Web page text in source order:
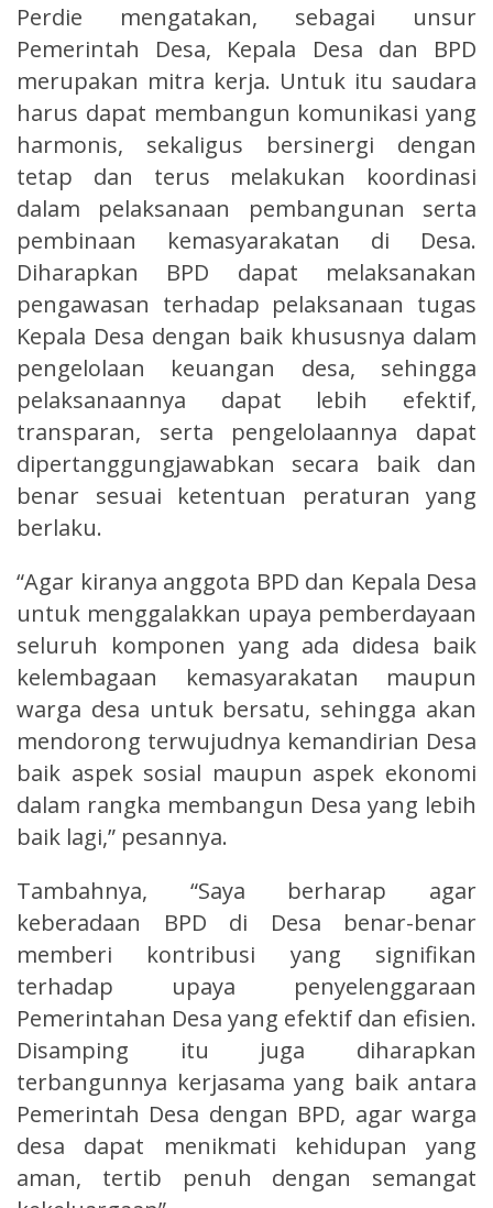
Perdie mengatakan, sebagai unsur
Pemerintah Desa, Kepala Desa dan BPD
merupakan mitra kerja. Untuk itu saudara
harus dapat membangun komunikasi yang
harmonis, sekaligus bersinergi dengan
tetap dan terus melakukan koordinasi
dalam pelaksanaan pembangunan serta
pembinaan kemasyarakatan di Desa.
Diharapkan BPD dapat melaksanakan
pengawasan terhadap pelaksanaan tugas
Kepala Desa dengan baik khususnya dalam
pengelolaan keuangan desa, sehingga
pelaksanaannya dapat lebih efektif,
transparan, serta pengelolaannya dapat
dipertanggungjawabkan secara baik dan
benar sesuai ketentuan peraturan yang
berlaku.
“Agar kiranya anggota BPD dan Kepala Desa
untuk menggalakkan upaya pemberdayaan
seluruh komponen yang ada didesa baik
kelembagaan kemasyarakatan maupun
warga desa untuk bersatu, sehingga akan
mendorong terwujudnya kemandirian Desa
baik aspek sosial maupun aspek ekonomi
dalam rangka membangun Desa yang lebih
baik lagi,” pesannya.
Tambahnya, “Saya berharap agar
keberadaan BPD di Desa benar-benar
memberi kontribusi yang signifikan
terhadap upaya penyelenggaraan
Pemerintahan Desa yang efektif dan efisien.
Disamping itu juga diharapkan
terbangunnya kerjasama yang baik antara
Pemerintah Desa dengan BPD, agar warga
desa dapat menikmati kehidupan yang
aman, tertib penuh dengan semangat